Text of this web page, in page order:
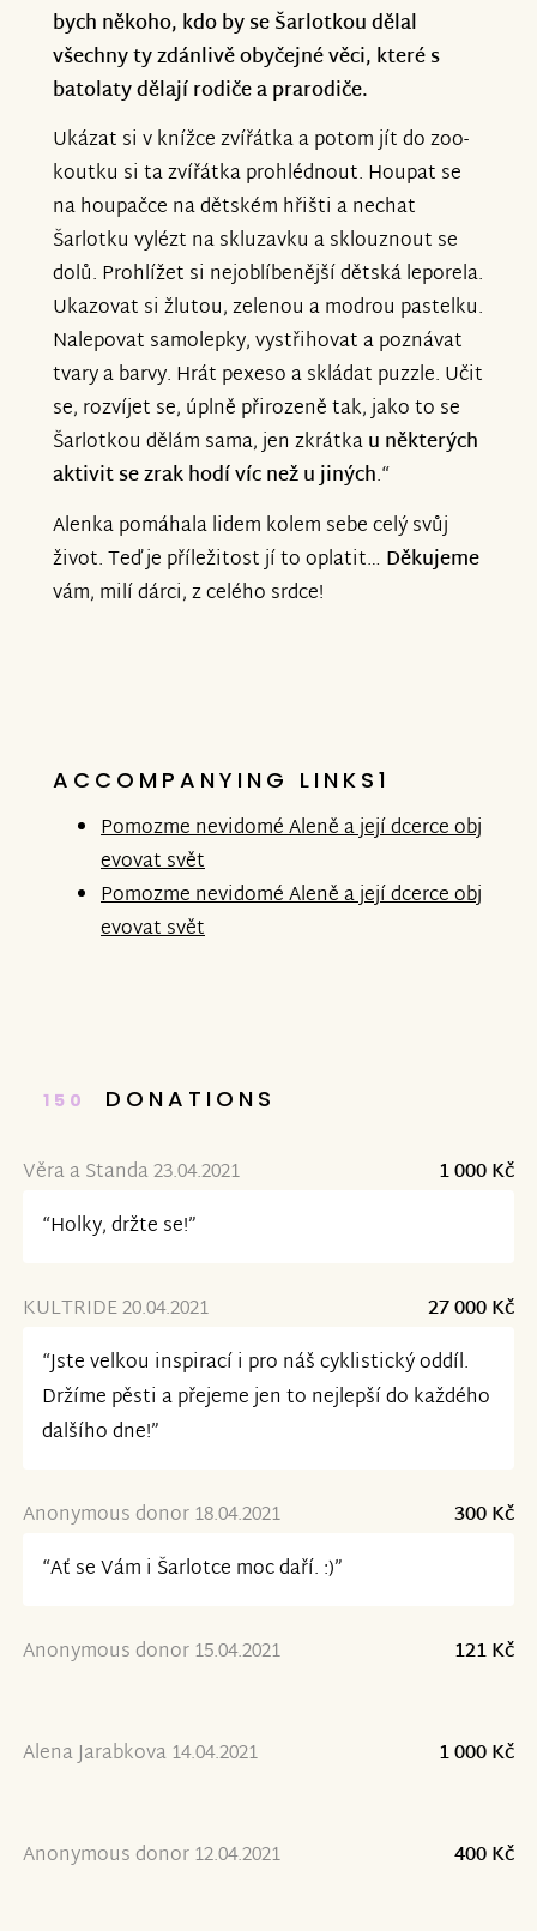
bych někoho, kdo by se Šarlotkou dělal
všechny ty zdánlivě obyčejné věci, které s
batolaty dělají rodiče a prarodiče.
Ukázat si v knížce zvířátka a potom jít do zoo-
koutku si ta zvířátka prohlédnout. Houpat se
na houpačce na dětském hřišti a nechat
Šarlotku vylézt na skluzavku a sklouznout se
dolů. Prohlížet si nejoblíbenější dětská leporela.
Ukazovat si žlutou, zelenou a modrou pastelku.
Nalepovat samolepky, vystřihovat a poznávat
tvary a barvy. Hrát pexeso a skládat puzzle. Učit
se, rozvíjet se, úplně přirozeně tak, jako to se
Šarlotkou dělám sama, jen zkrátkau některých
aktivit se zrak hodí víc než u jiných.“
Alenka pomáhala lidem kolem sebe celý svůj
život. Teď je příležitost jí to oplatit… Děkujeme
vám, milí dárci, z celého srdce!
ACCOMPANYING LINKS1
Pomozme nevidomé Aleně a její dcerce obj
evovat svět
Pomozme nevidomé Aleně a její dcerce obj
evovat svět
150 DONATIONS
Věra a Standa 23.04.2021
1 000 Kč
“Holky, držte se!”
KULTRIDE 20.04.2021
27 000 Kč
“Jste velkou inspirací i pro náš cyklistický oddíl.
Držíme pěsti a přejeme jen to nejlepší do každého
dalšího dne!”
Anonymous donor 18.04.2021
300 Kč
“Ať se Vám i Šarlotce moc daří. :)”
Anonymous donor 15.04.2021 121 Kč
Alena Jarabkova 14.04.2021 1 000 Kč
Anonymous donor 12.04.2021 400 Kč